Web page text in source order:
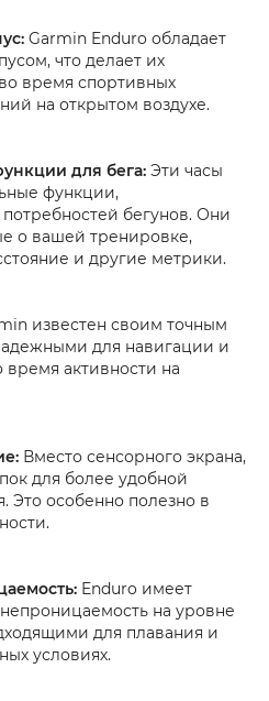
Garmin Enduro обладает
что делает их
время спортивных
на открытом воздухе.
для бега: Эти часы
функции,
бегунов. Они
о вашей тренировке,
и другие метрики.
известен своим точным
для навигации и
активности на
Вместо сенсорного экрана,
для более удобной
Это особенно полезно в
Enduro имеет
на уровне
для плавания и
условиях.